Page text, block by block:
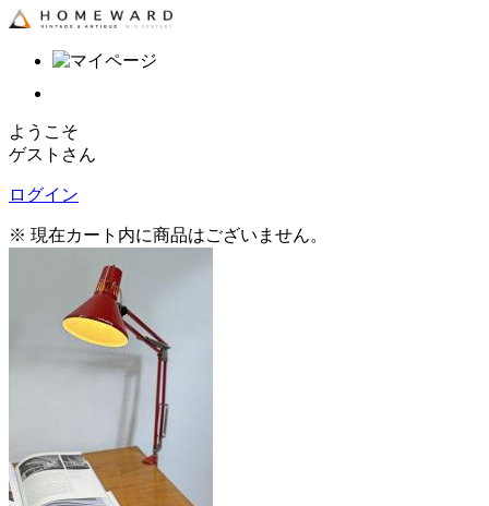
ようこそ
ゲストさん
ログイン
※ 現在カート内に商品はございません。